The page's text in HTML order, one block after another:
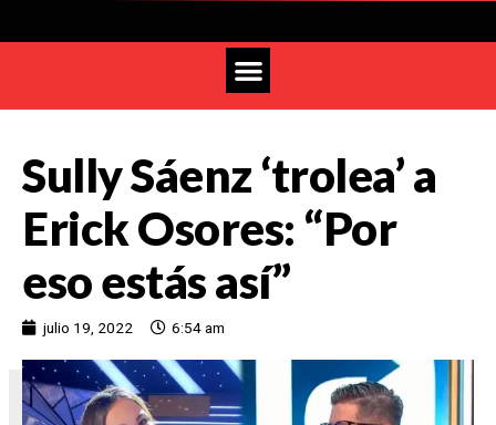
Sully Sáenz ‘trolea’ a
Erick Osores: “Por
eso estás así”
julio 19, 2022 6:54 am